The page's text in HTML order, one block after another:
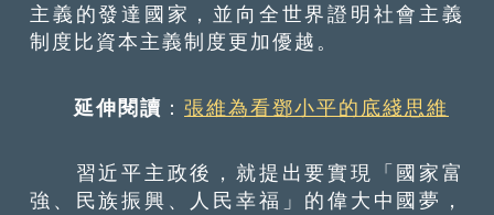
主義的發達國家，並向全世界證明社會主義
制度比資本主義制度更加優越。
延伸閱讀 ：張維為看鄧小平的底綫思維
習近平主政後，就提出要實現「國家富
強、民族振興、人民幸福」的偉大中國夢，